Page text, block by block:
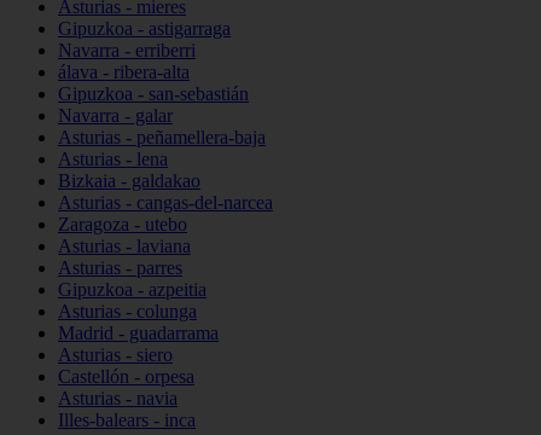
Asturias - mieres
Gipuzkoa - astigarraga
Navarra - erriberri
álava - ribera-alta
Gipuzkoa - san-sebastián
Navarra - galar
Asturias - peñamellera-baja
Asturias - lena
Bizkaia - galdakao
Asturias - cangas-del-narcea
Zaragoza - utebo
Asturias - laviana
Asturias - parres
Gipuzkoa - azpeitia
Asturias - colunga
Madrid - guadarrama
Asturias - siero
Castellón - orpesa
Asturias - navia
Illes-balears - inca